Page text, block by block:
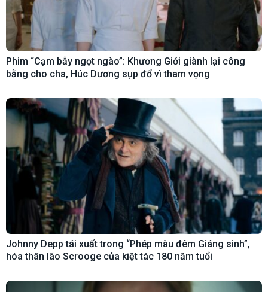
Phim “Cạm bẫy ngọt ngào”: Khương Giới giành lại công
bằng cho cha, Húc Dương sụp đổ vì tham vọng
Johnny Depp tái xuất trong “Phép màu đêm Giáng sinh”,
hóa thân lão Scrooge của kiệt tác 180 năm tuổi